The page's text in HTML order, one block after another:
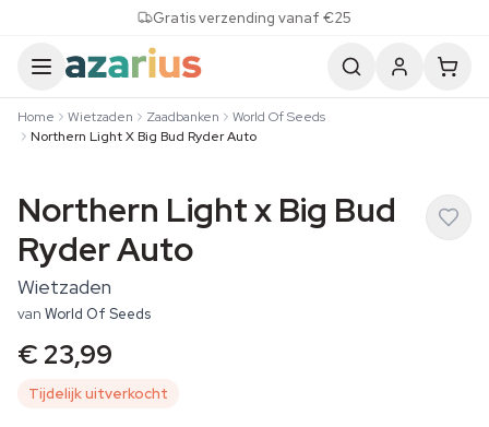
Gratis verzending vanaf €25
Home Wietzaden Zaadbanken
World Of Seeds
Northern Light X Big Bud Ryder Auto
Northern Light x Big Bud
Ryder Auto
Wietzaden
van World Of Seeds
€ 23,99
Tijdelijk uitverkocht